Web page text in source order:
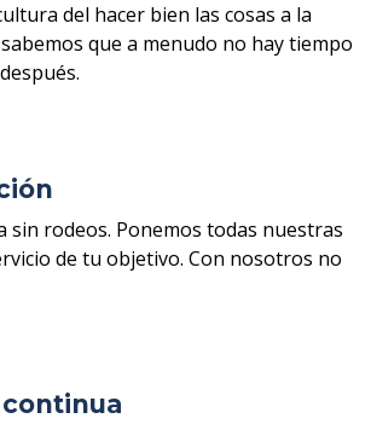
del hacer bien las cosas a la
que a menudo no hay tiempo
sin rodeos. Ponemos todas nuestras
de tu objetivo. Con nosotros no